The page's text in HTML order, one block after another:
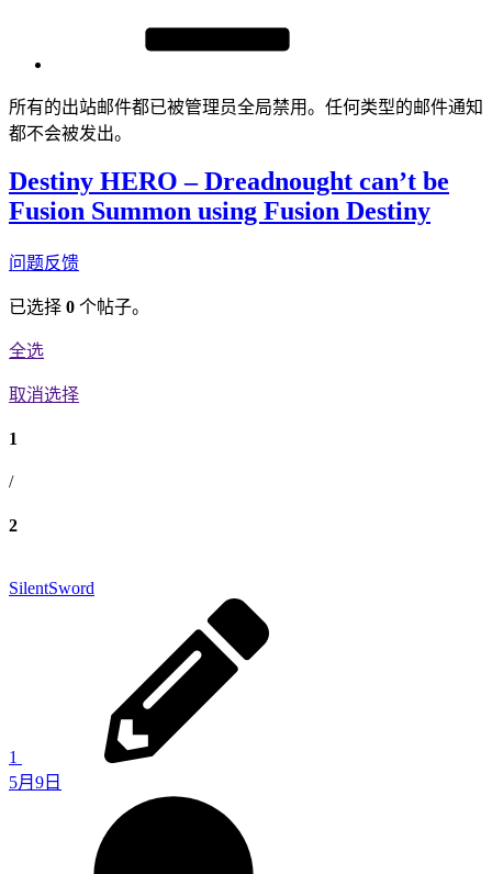
所有的出站邮件都已被管理员全局禁用。任何类型的邮件通知
都不会被发出。
Destiny HERO – Dreadnought can’t be
Fusion Summon using Fusion Destiny
问题反馈
已选择 0 个帖子。
全选
取消选择
1
/
2
SilentSword
1
5月9日